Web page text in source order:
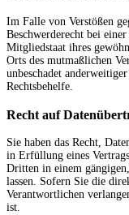
Im Falle von Verstößen
Beschwerderecht bei
Mitgliedstaat ihres
Orts des mutmaßlichen
unbeschadet
Rechtsbehelfe.
Recht auf
Sie haben das Recht,
in Erfüllung eines
Dritten in einem
lassen. Sofern Sie die
Verantwortlichen
ist.